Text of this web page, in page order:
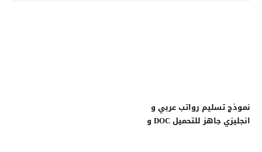
نموذج تسليم رواتب عربي و
انجليزي جاهز للتحميل DOC و